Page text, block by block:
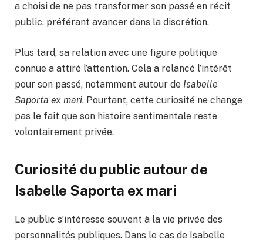
a choisi de ne pas transformer son passé en récit
public, préférant avancer dans la discrétion.
Plus tard, sa relation avec une figure politique
connue a attiré l’attention. Cela a relancé l’intérêt
pour son passé, notamment autour de Isabelle
Saporta ex mari. Pourtant, cette curiosité ne change
pas le fait que son histoire sentimentale reste
volontairement privée.
Curiosité du public autour de
Isabelle Saporta ex mari
Le public s’intéresse souvent à la vie privée des
personnalités publiques. Dans le cas de Isabelle